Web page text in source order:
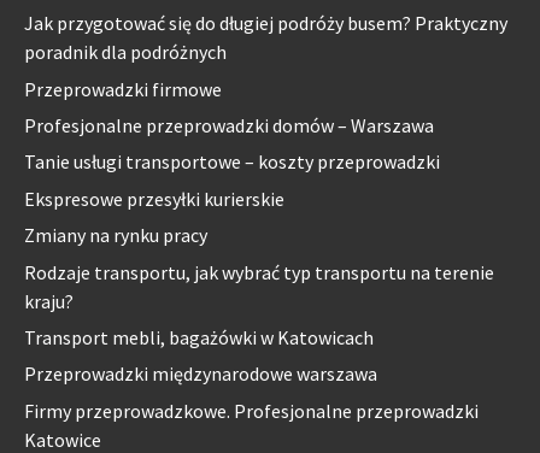
Jak przygotować się do długiej podróży busem? Praktyczny
poradnik dla podróżnych
Przeprowadzki firmowe
Profesjonalne przeprowadzki domów – Warszawa
Tanie usługi transportowe – koszty przeprowadzki
Ekspresowe przesyłki kurierskie
Zmiany na rynku pracy
Rodzaje transportu, jak wybrać typ transportu na terenie
kraju?
Transport mebli, bagażówki w Katowicach
Przeprowadzki międzynarodowe warszawa
Firmy przeprowadzkowe. Profesjonalne przeprowadzki
Katowice